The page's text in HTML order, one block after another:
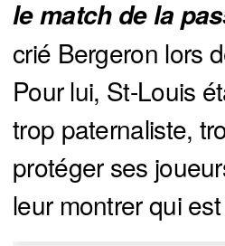
le match de la
crié Bergeron lors
Pour lui, St-Louis
trop paternaliste,
protéger ses
leur montrer qui